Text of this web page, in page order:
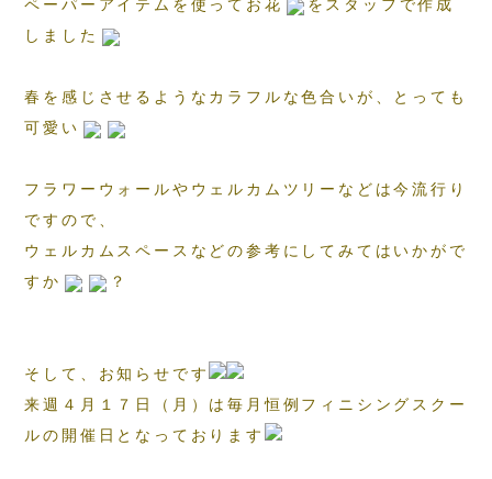
ペーパーアイテムを使ってお花
をスタッフで作成
しました
春を感じさせるようなカラフルな色合いが、とっても
可愛い
フラワーウォールやウェルカムツリーなどは今流行り
ですので、
ウェルカムスペースなどの参考にしてみてはいかがで
すか
？
そして、お知らせです
来週４月１７日（月）は毎月恒例フィニシングスクー
ルの開催日となっております